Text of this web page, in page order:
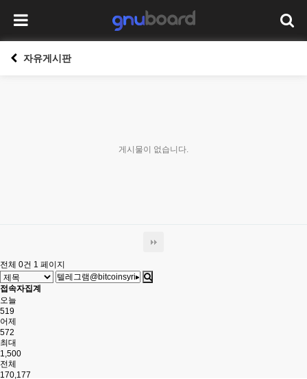
자유게시판
게시물이 없습니다.
전체 0건 1 페이지
접속자집계
오늘
519
어제
572
최대
1,500
전체
170,177